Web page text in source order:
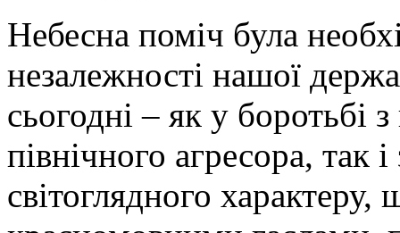
Небесна поміч була
незалежності нашої
сьогодні – як у боротьбі
північного агресора, так
світоглядного